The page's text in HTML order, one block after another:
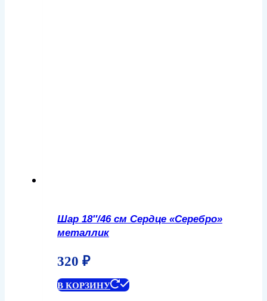
Шар 18″/46 см Сердце «Серебро»
металлик
320 ₽
В КОРЗИНУ